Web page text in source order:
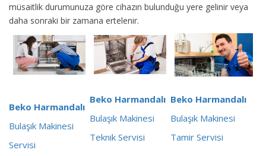
müsaitlik durumunuza göre cihazın bulunduğu yere gelinir veya
daha sonraki bir zamana ertelenir.
Beko Harmandalı
Bulaşık Makinesi
Servisi
Beko Harmandalı
Bulaşık Makinesi
Teknik Servisi
Beko Harmandalı
Bulaşık Makinesi
Tamir Servisi